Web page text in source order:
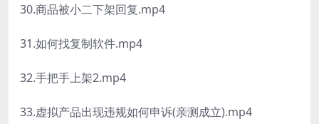
30.商品被小二下架回复.mp4
31.如何找复制软件.mp4
32.手把手上架2.mp4
33.虚拟产品出现违规如何申诉(亲测成立).mp4